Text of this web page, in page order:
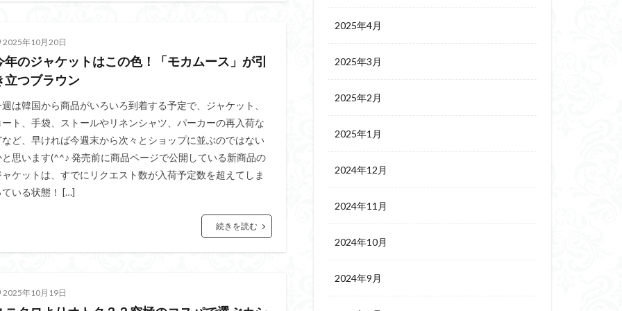
2025年10月20日
年のジャケットはこの色！「モカムース」が引
立つブラウン
は韓国から商品がいろいろ到着する予定で、ジャケット、
ート、手袋、ストールやリネンシャツ、パーカーの再入荷な
など、早ければ今週末から次々とショップに並ぶのではない
と思います(^^♪ 発売前に商品ページで公開している新商品の
ャケットは、すでにリクエスト数が入荷予定数を超えてしま
ている状態！ […]
続きを読む
2025年10月19日
2025年4月
2025年3月
2025年2月
2025年1月
2024年12月
2024年11月
2024年10月
2024年9月